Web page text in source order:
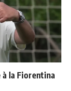
à la Fiorentina